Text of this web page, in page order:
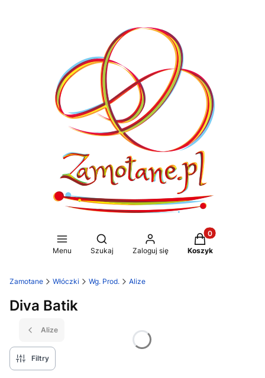
Menu
Otwórz wyszukiwarkę
Szukaj Zaloguj się
Produkty w
Koszyk
Zamotane Włóczki Wg. Prod. Alize
Diva Batik
Alize
Filtry